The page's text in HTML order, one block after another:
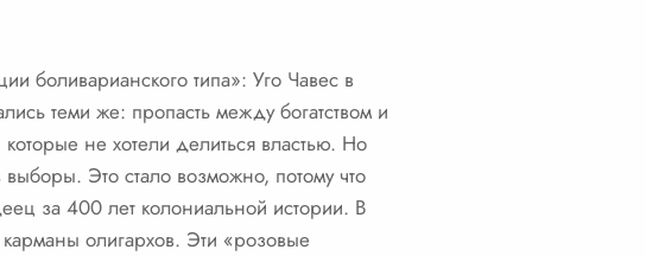
боливарианского типа»: Уго Чавес в
теми же: пропасть между богатством и
не хотели делиться властью. Но
Это стало возможно, потому что
за 400 лет колониальной истории. В
олигархов. Эти «розовые